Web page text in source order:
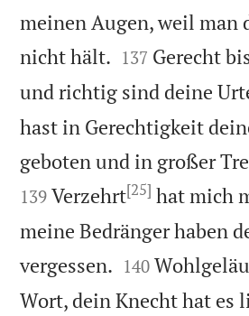
meinen Augen, weil man
nicht hält. 

137 Gerecht
und richtig sind deine
hast in Gerechtigkeit
geboten und in großer
139 Verzehrt[25] hat mich
meine Bedränger haben
vergessen. 

140
Wort, dein Knecht hat es